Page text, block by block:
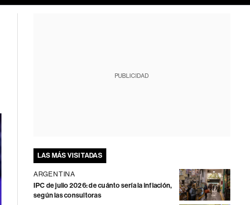
PUBLICIDAD
LAS MÁS VISITADAS
ARGENTINA
IPC de julio 2026: de cuánto sería la inflación,
según las consultoras